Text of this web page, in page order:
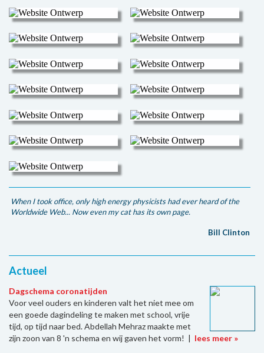
When I took office, only high energy physicists had ever heard of the
Worldwide Web... Now even my cat has its own page.
Bill Clinton
Actueel
Dagschema coronatijden
Voor veel ouders en kinderen valt het niet mee om
een goede dagindeling te maken met school, vrije
tijd, op tijd naar bed. Abdellah Mehraz maakte met
zijn zoon van 8 'n schema en wij gaven het vorm! | lees meer »